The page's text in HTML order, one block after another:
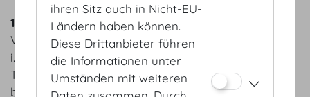
12.
Rauchverbote gemäß Wiener
Veranstaltungsgesetz, LGBl. für Wien Nr. 12/1971
i.d.g.F. sowie nach den Bestimmungen des
Tabakgesetzes in der jeweils geltenden Fassung,
bzw.an deren Stelle tretende Regelungen sind stets
ihren Sitz auch in Nicht-EU-
Ländern haben können.
Diese Drittanbieter führen
die Informationen unter
Umständen mit weiteren